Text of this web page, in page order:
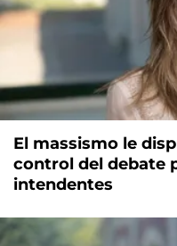
El massismo le
control del debate
intendentes